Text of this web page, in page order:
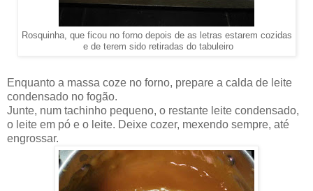
Rosquinha, que ficou no forno depois de as letras estarem cozidas
e de terem sido retiradas do tabuleiro
Enquanto a massa coze no forno, prepare a calda de leite
condensado no fogão.
Junte, num tachinho pequeno, o restante leite condensado,
o leite em pó e o leite. Deixe cozer, mexendo sempre, até
engrossar.